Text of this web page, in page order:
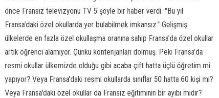
önce Fransız televizyonu TV 5 şöyle bir haber verdi. "Bu yıl
Fransa'daki özel okullarda yer bulabilmek imkansız." Gelişmiş
ülkelerde en fazla özel okullaşma oranına sahip Fransa'da özel okullar
artık öğrenci alamıyor. Çünkü kontenjanları dolmuş. Peki Fransa'da
resmi okullar ülkemizde olduğu gibi acaba çift hatta üçlü öğretim mi
yapıyor? Veya Fransa'daki resmi okullarda sınıflar 50 hatta 60 kişi mi?
Veya Fransa'daki özel okullar da Fransız eğitiminin bir ayıbı mıdır?